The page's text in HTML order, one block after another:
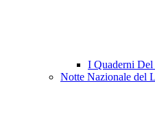
I Quaderni Del
Notte Nazionale del